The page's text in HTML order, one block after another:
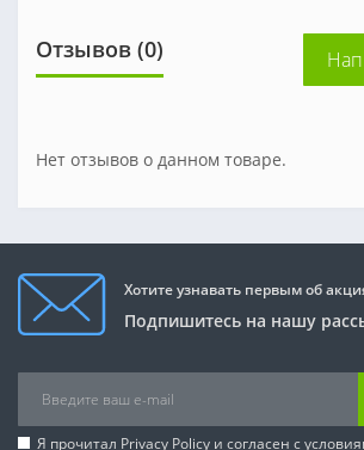
Отзывов (0)
Нет отзывов о данном товаре.
Хотите узнавать первым об
Подпишитесь на нашу
Я прочитал Privacy Policy и согласен с